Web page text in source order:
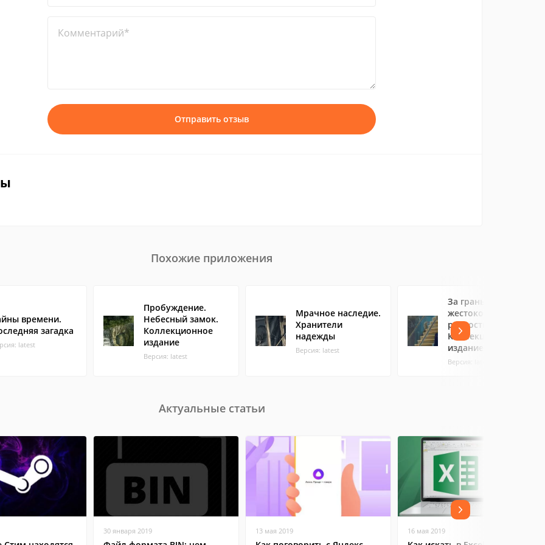
Комментарий*
Отправить отзыв
Похожие приложения
времени.
загадка
latest
Пробуждение.
Небесный замок.
Коллекционное
издание
Версия: latest
Мрачное наследие.
Хранители
надежды
Версия: latest
За гранью
жестокости. Цена
ревности.
Коллекционное
издание
Версия: latest
Актуальные статьи
30 января 2019 13 мая 2019 16 мая 2019